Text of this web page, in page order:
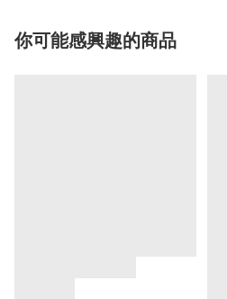
你可能感興趣的商品